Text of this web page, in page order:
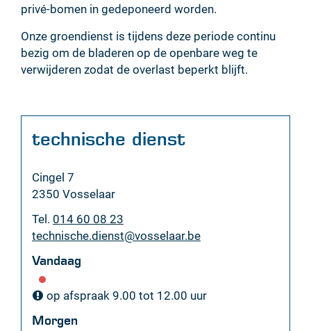
privé-bomen in gedeponeerd worden.
Onze groendienst is tijdens deze periode continu
bezig om de bladeren op de openbare weg te
verwijderen zodat de overlast beperkt blijft.
Contact
technische dienst
Adres
Cingel 7
,2350 Vosselaar
Tel. 014 60 08 23
E-
technische.dienst@vosselaar.be
Vandaag
op afspraak 9.00 tot 12.00 uur
Morgen